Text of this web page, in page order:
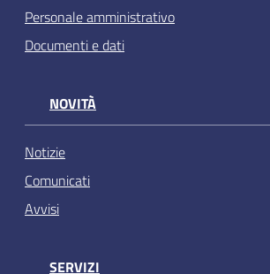
Personale amministrativo
Documenti e dati
NOVITÀ
Notizie
Comunicati
Avvisi
SERVIZI